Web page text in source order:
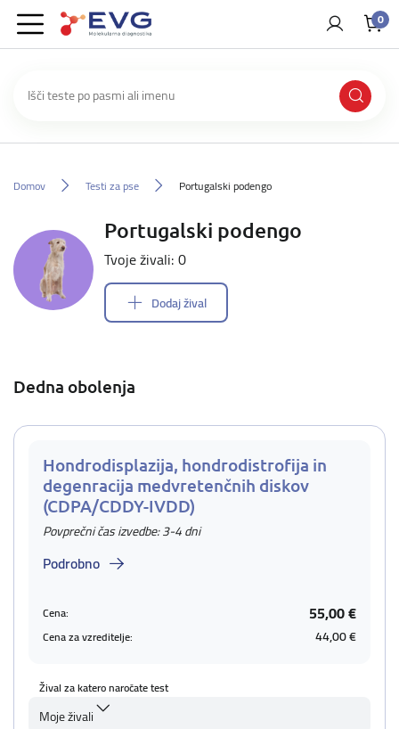
0
Domov Testi za pse Portugalski podengo
Portugalski podengo
Tvoje živali: 0
Dodaj žival
Dedna obolenja
Hondrodisplazija, hondrodistrofija in
degenracija medvretenčnih diskov
(CDPA/CDDY-IVDD)
Povprečni čas izvedbe: 3-4 dni
Podrobno
Cena: 55,00 €
Cena za vzreditelje: 44,00 €
Žival za katero naročate test
Moje živali